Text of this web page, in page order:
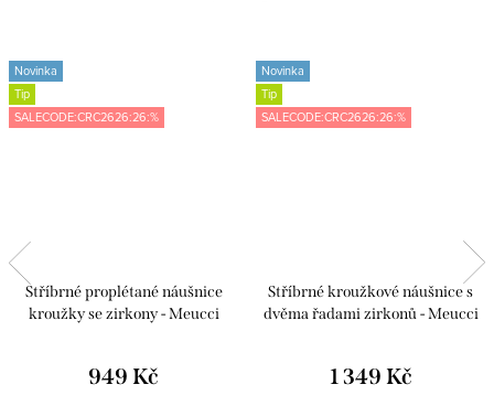
Novinka
Tip
SALECODE:CRC2626:26:%
Stříbrné proplétané náušnice
kroužky se zirkony - Meucci
949 Kč
Novinka
Tip
SALECODE:CRC2626:26:%
Stříbrné kroužkové náušnice s
dvěma řadami zirkonů - Meucci
1 349 Kč